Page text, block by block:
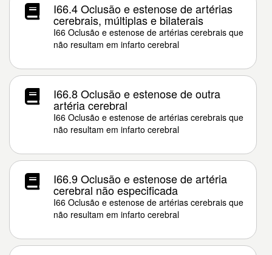
I66.4 Oclusão e estenose de artérias
cerebrais, múltiplas e bilaterais
I66 Oclusão e estenose de artérias cerebrais que
não resultam em infarto cerebral
I66.8 Oclusão e estenose de outra
artéria cerebral
I66 Oclusão e estenose de artérias cerebrais que
não resultam em infarto cerebral
I66.9 Oclusão e estenose de artéria
cerebral não especificada
I66 Oclusão e estenose de artérias cerebrais que
não resultam em infarto cerebral